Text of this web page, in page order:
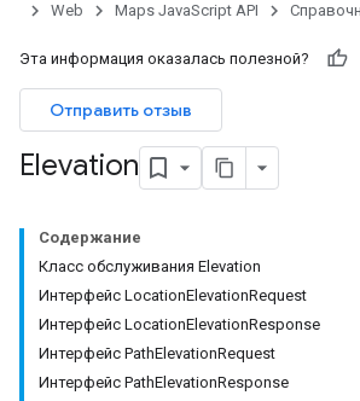
Web
Maps JavaScript API
Эта информация оказалась полезной?
Отправить отзыв
Elevation
Содержание
Класс обслуживания Elevation
Интерфейс LocationElevationRequest
Интерфейс LocationElevationResponse
Интерфейс PathElevationRequest
Интерфейс PathElevationResponse